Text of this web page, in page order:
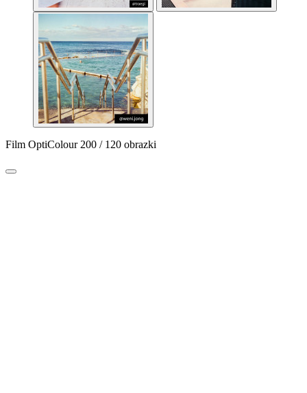
Film OptiColour 200 / 120 obrazki